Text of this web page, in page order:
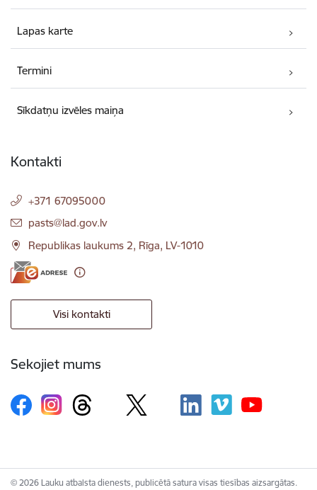
Lapas karte
Termini
Sīkdatņu izvēles maiņa
Kontakti
+371 67095000
E-pasts:
pasts@lad.gov.lv
Republikas laukums 2, Rīga, LV-1010
Visi kontakti
Sekojiet mums
© 2026 Lauku atbalsta dienests, publicētā satura visas tiesības aizsargātas.